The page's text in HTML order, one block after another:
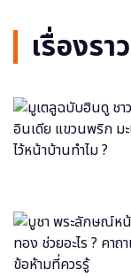
เรื่องรา